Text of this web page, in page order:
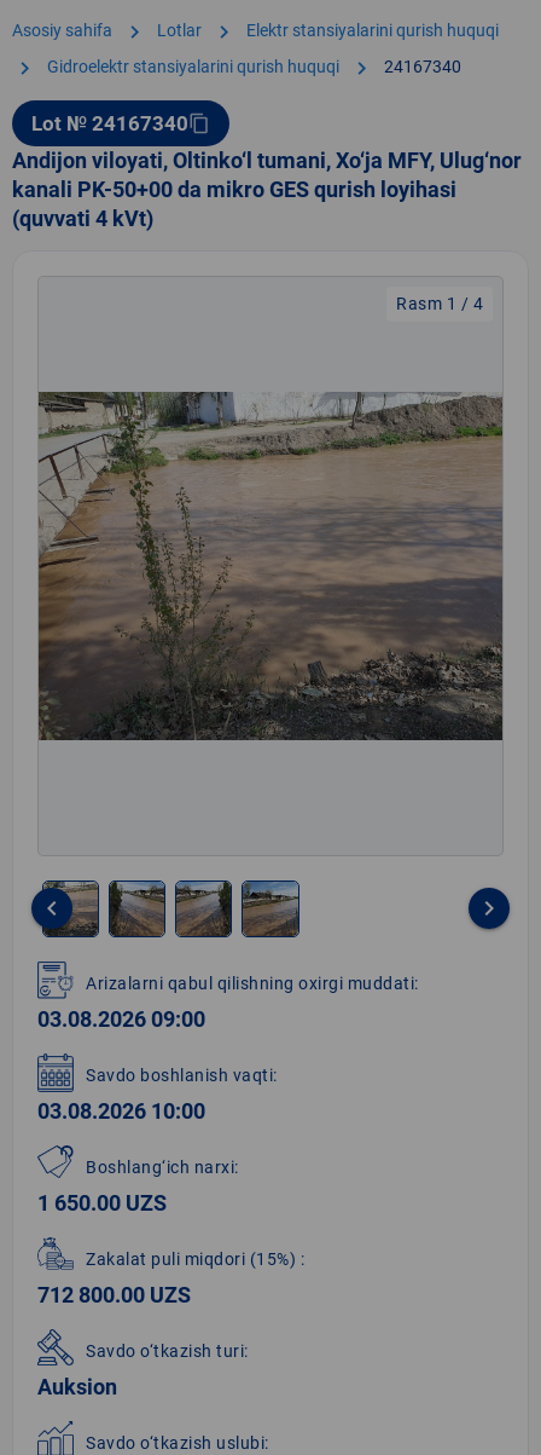
Asosiy sahifa chevron_right Lotlar chevron_right Elektr stansiyalarini qurish huquqi
chevron_right Gidroelektr stansiyalarini qurish huquqi chevron_right 24167340
Lot № 24167340content_copy
Andijon viloyati, Oltinko‘l tumani, Xo‘ja MFY, Ulug‘nor
kanali PK-50+00 da mikro GES qurish loyihasi
(quvvati 4 kVt)
Rasm 1 / 4
1
of
4
keyboard_arrow_left keyboard_arrow_right
Arizalarni qabul qilishning oxirgi muddati:
03.08.2026 09:00
Savdo boshlanish vaqti:
03.08.2026 10:00
Boshlang‘ich narxi:
1 650.00 UZS
Zakalat puli miqdori (15%) :
712 800.00 UZS
Savdo o‘tkazish turi:
Auksion
Savdo o‘tkazish uslubi: